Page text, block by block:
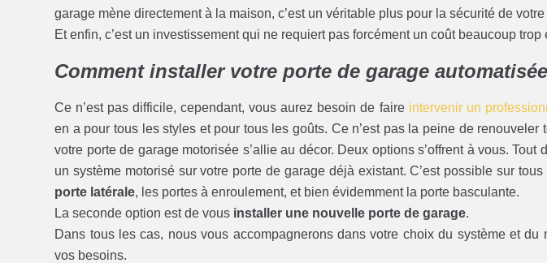
garage mène directement à la maison, c’est un véritable plus pour la sécurité de
Et enfin, c’est un investissement qui ne requiert pas forcément un coût beaucoup trop
Comment installer votre porte de garage
Ce n’est pas difficile, cependant, vous aurez besoin de faire intervenir un
en a pour tous les styles et pour tous les goûts. Ce n’est pas la peine de
votre porte de garage motorisée s’allie au décor. Deux options s’offrent à vous. Tout
un système motorisé sur votre porte de garage déjà existant. C’est possible sur
porte latérale, les portes à enroulement, et bien évidemment la porte basculante.
La seconde option est de vous installer une nouvelle porte de garage.
Dans tous les cas, nous vous accompagnerons dans votre choix du système et du
vos besoins.